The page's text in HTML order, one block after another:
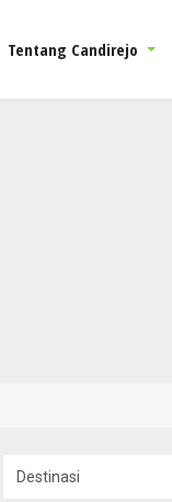
Tentang Candirejo